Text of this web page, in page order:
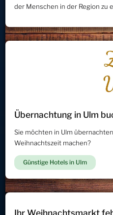
der Menschen in der Region zu
Übernachtung in Ulm
Sie möchten in Ulm
Weihnachtszeit machen?
Günstige Hotels in Ulm
Ihr Weihnachtsmarkt